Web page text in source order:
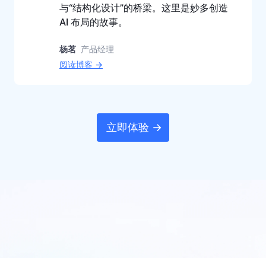
与“结构化设计”的桥梁。这里是妙多创造
AI 布局的故事。
杨茗 产品经理
阅读博客 →
立即体验 →